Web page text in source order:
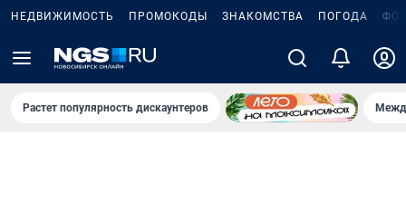
НЕДВИЖИМОСТЬ ПРОМОКОДЫ ЗНАКОМСТВА ПОГОДА
Растет популярность дискаунтеров